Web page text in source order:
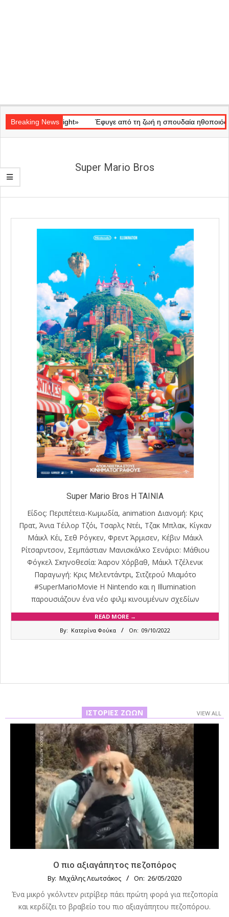
Navigation
Menu
Breaking News
«Ray of Light» Έφυγε από τη ζωή η σπουδαία ηθοποιός Μάρω
Super Mario Bros
Super Mario Bros Η ΤΑΙΝΙΑ
Είδος: Περιπέτεια-Κωμωδία, animation Διανομή: Κρις
Πρατ, Άνια Τέιλορ Τζόι, Τσαρλς Ντέι, Τζακ Μπλακ, Κίγκαν
Μάικλ Κέι, Σεθ Ρόγκεν, Φρεντ Άρμισεν, Κέβιν Μάικλ
Ρίτσαρντσον, Σεμπάστιαν Μανισκάλκο Σενάριο: Μάθιου
Φόγκελ Σκηνοθεσία: Άαρον Χόρβαθ, Μάικλ Τζέλενικ
Παραγωγή: Κρις Μελεντάντρι, Σιτζερού Μιαμότο
#SuperMarioMovie H Nintendo και η Illumination
παρουσιάζουν ένα νέο φιλμ κινουμένων σχεδίων
READ MORE →
By: Κατερίνα Φούκα On: 09/10/2022
ΙΣΤΟΡΊΕΣ ΖΏΩΝ VIEW ALL
Ο πιο αξιαγάπητος πεζοπόρος
By: Μιχάλης Λεωτσάκος On: 26/05/2020
Ένα μικρό γκόλντεν ριτρίβερ πάει πρώτη φορά για πεζοπορία
και κερδίζει το βραβείο του πιο αξιαγάπητου πεζοπόρου.